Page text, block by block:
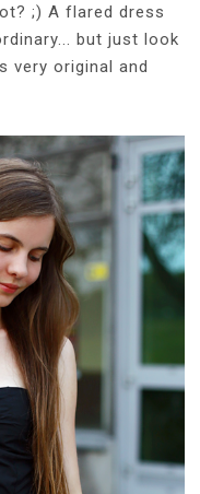
;) A flared dress
but just look
very original and